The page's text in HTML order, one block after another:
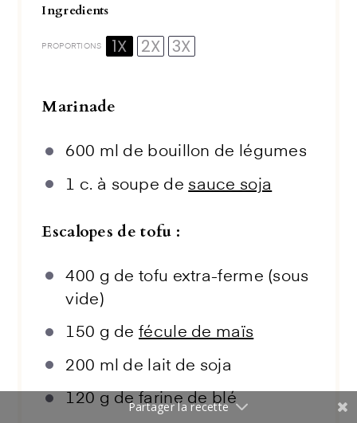
Ingredients
PROPORTIONS 1X 2X 3X
Marinade
600 ml de bouillon de légumes
1 c. à soupe de sauce soja
Escalopes de tofu :
400 g de tofu extra-ferme (sous
vide)
150 g defécule de maïs
200 ml de lait de soja
120 g de farine de blé
Partager la recette